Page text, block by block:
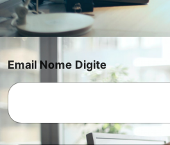
Email Nome Digite